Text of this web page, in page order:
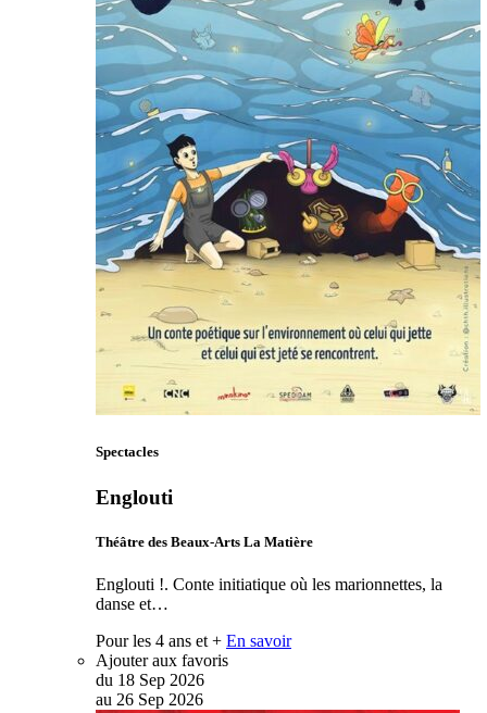
Spectacles
Englouti
Théâtre des Beaux-Arts La Matière
Englouti !. Conte initiatique où les marionnettes, la
danse et…
Pour les 4 ans et + En savoir
Ajouter aux favoris
du 18 Sep 2026
au 26 Sep 2026